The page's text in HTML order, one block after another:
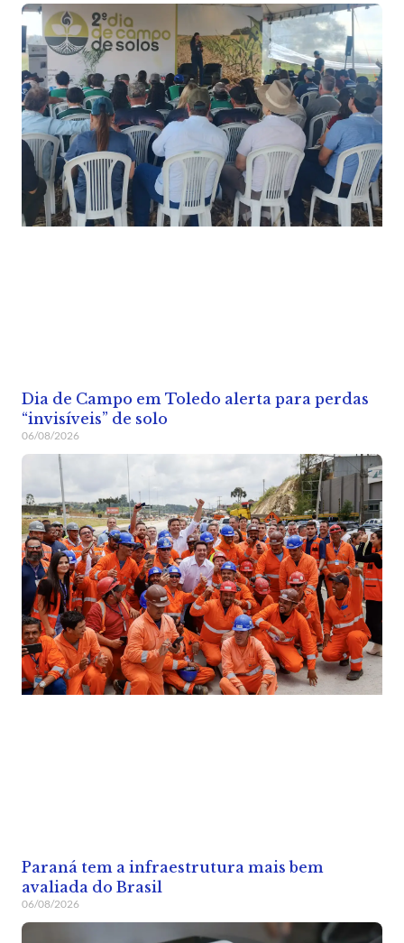
Dia de Campo em Toledo alerta para perdas
“invisíveis” de solo
06/08/2026
Paraná tem a infraestrutura mais bem
avaliada do Brasil
06/08/2026